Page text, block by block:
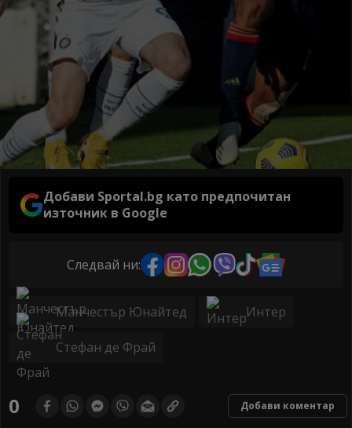
Добави Sportal.bg като предпочитан
източник в Google
Следвай ни:
Манчестър Юнайтед Интер
Стефан де Фрай
0 Добави коментар